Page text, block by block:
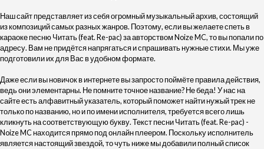
Наш сайт представляет из себя огромный музыкальный архив, состоящий
из композиций самых разных жанров. Поэтому, если вы желаете спеть в
караоке песню Читать (feat. Re-pac) за авторством Noize MC, то вы попали по
адресу. Вам не придётся напрягаться и спрашивать нужные стихи. Мы уже
подготовили их для Вас в удобном формате.
Даже если вы новичок в интернете вы запросто поймёте правила действия,
ведь они элементарны. Не помните точное название? Не беда! У нас на
сайте есть алфавитный указатель, который поможет найти нужый трек не
только по названию, но и по имени исполнителя, требуется всего лишь
кликнуть на соответствующую букву. Текст песни Читать (feat. Re-pac) -
Noize MC находится прямо под онлайн плеером. Поскольку исполнитель
является настоящий звездой, то чуть ниже мы добавили полный список